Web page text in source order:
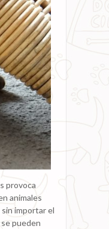
provoca
animales
importar el
pueden